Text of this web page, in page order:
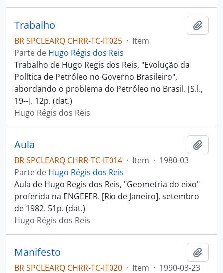
Trabalho
BR SPCLEARQ CHRR-TC-IT025 · Item
Parte de Hugo Régis dos Reis
Trabalho de Hugo Regis dos Reis, "Evolução da
Política de Petróleo no Governo Brasileiro",
abordando o problema do Petróleo no Brasil. [S.l.,
19--]. 12p. (dat.)
Hugo Régis dos Reis
Aula
BR SPCLEARQ CHRR-TC-IT014 · Item · 1980-03
Parte de Hugo Régis dos Reis
Aula de Hugo Regis dos Reis, "Geometria do eixo"
proferida na ENGEFER. [Rio de Janeiro], setembro
de 1982. 51p. (dat.)
Hugo Régis dos Reis
Manifesto
BR SPCLEARQ CHRR-TC-IT020 · Item · 1990-03-23